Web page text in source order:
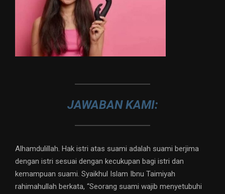
JAWABAN KAMI:
Alhamdulillah. Hak istri atas suami adalah suami berjima
dengan istri sesuai dengan kecukupan bagi istri dan
kemampuan suami. Syaikhul Islam Ibnu Taimiyah
rahimahullah berkata, “Seorang suami wajib menyetubuhi